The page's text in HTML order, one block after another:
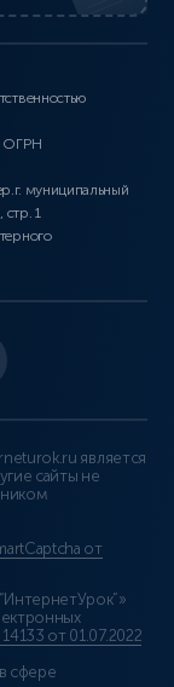
ОГРН
муниципальный
стр. 1
является
сайты не
от
от 01.07.2022
сфере